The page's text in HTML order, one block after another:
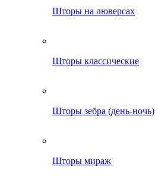
Шторы на люверсах
Шторы классические
Шторы зебра (день-ночь)
Шторы мираж